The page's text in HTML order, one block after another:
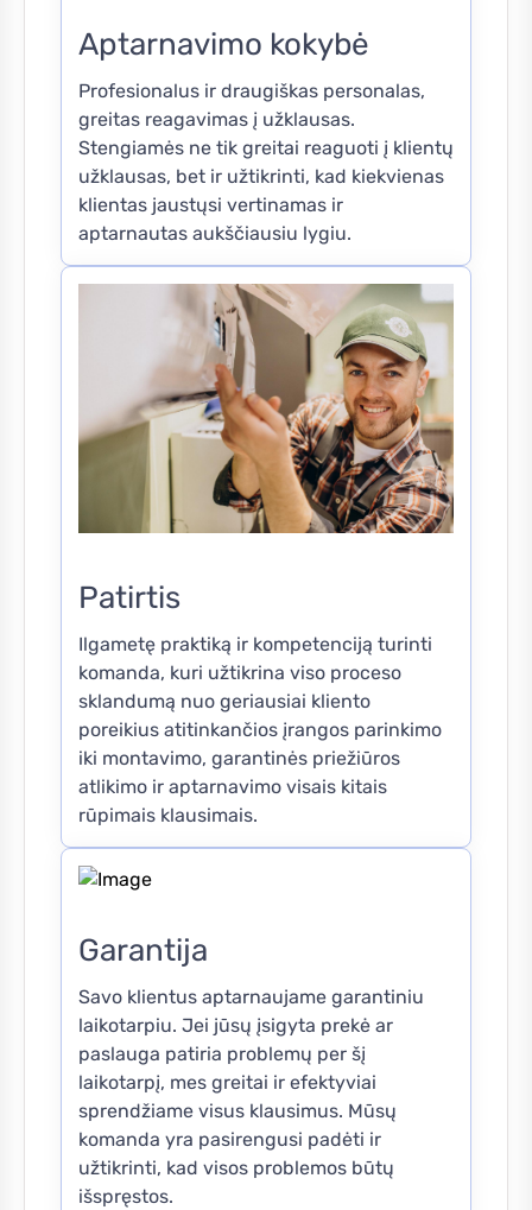
Aptarnavimo kokybė
Profesionalus ir draugiškas personalas,
greitas reagavimas į užklausas.
Stengiamės ne tik greitai reaguoti į klientų
užklausas, bet ir užtikrinti, kad kiekvienas
klientas jaustųsi vertinamas ir
aptarnautas aukščiausiu lygiu.
Patirtis
Ilgametę praktiką ir kompetenciją turinti
komanda, kuri užtikrina viso proceso
sklandumą nuo geriausiai kliento
poreikius atitinkančios įrangos parinkimo
iki montavimo, garantinės priežiūros
atlikimo ir aptarnavimo visais kitais
rūpimais klausimais.
Garantija
Savo klientus aptarnaujame garantiniu
laikotarpiu. Jei jūsų įsigyta prekė ar
paslauga patiria problemų per šį
laikotarpį, mes greitai ir efektyviai
sprendžiame visus klausimus. Mūsų
komanda yra pasirengusi padėti ir
užtikrinti, kad visos problemos būtų
išspręstos.